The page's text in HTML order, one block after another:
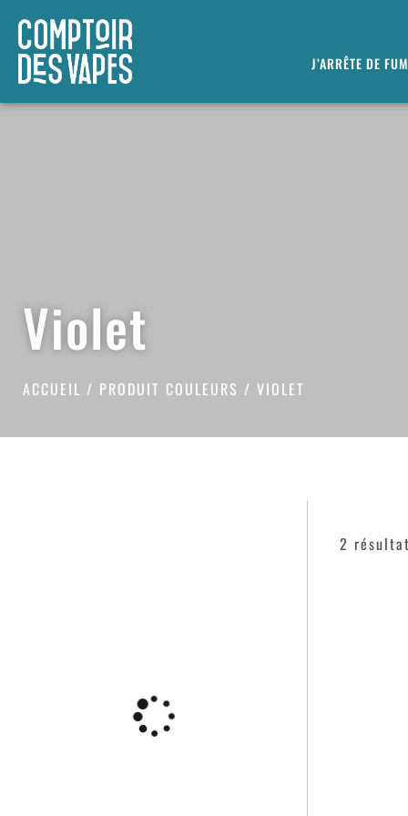
J’ARRÊTE DE
Violet
ACCUEIL / PRODUIT COULEURS / VIOLET
2